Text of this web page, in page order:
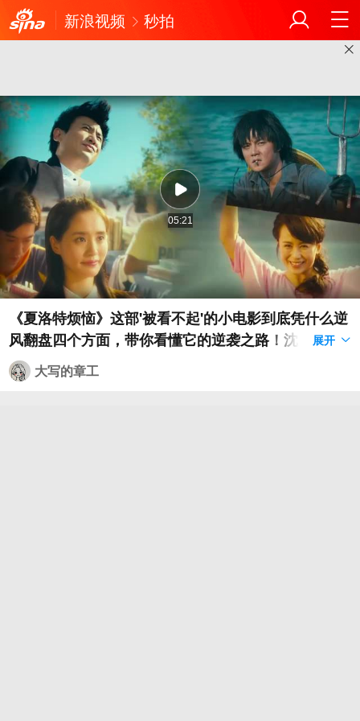
新浪视频 秒拍
05:21
《夏洛特烦恼》这部'被看不起'的小电影到底凭什么逆
风翻盘四个方面，带你看懂它的逆袭之路！沈腾、马
展开
大写的章工